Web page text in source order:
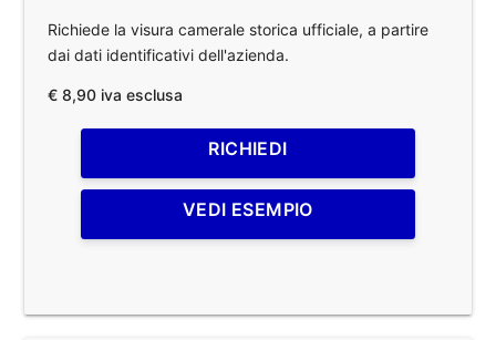
Richiede la visura camerale storica ufficiale, a partire
dai dati identificativi dell'azienda.
€ 8,90 iva esclusa
RICHIEDI
VEDI ESEMPIO